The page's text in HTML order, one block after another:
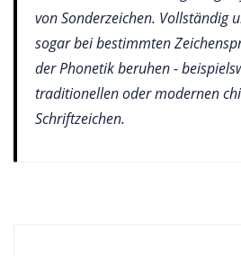
von Sonderzeichen. Vollständig
sogar bei bestimmten
der Phonetik beruhen -
traditionellen oder modernen
Schriftzeichen.